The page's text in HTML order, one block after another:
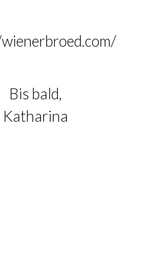
Bis bald,
Katharina